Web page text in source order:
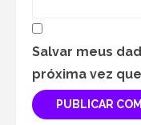
Salvar meus
próxima vez